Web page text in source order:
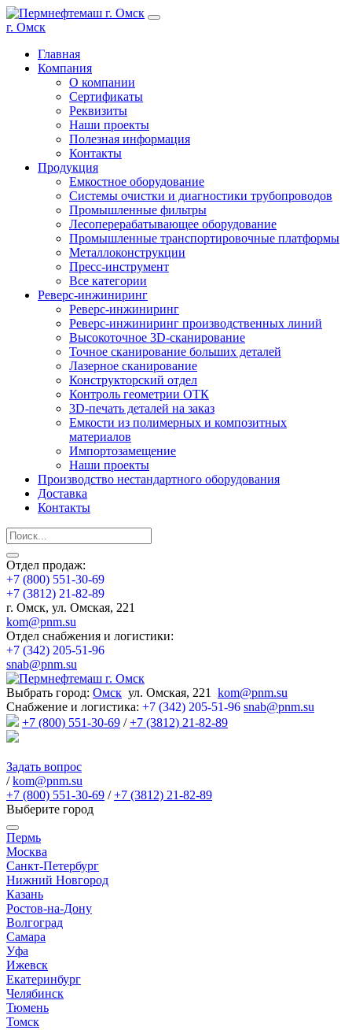
г. Омск
Главная
Компания
О компании
Сертификаты
Реквизиты
Наши проекты
Полезная информация
Контакты
Продукция
Емкостное оборудование
Системы очистки и диагностики трубопроводов
Промышленные фильтры
Лесоперерабатывающее оборудование
Промышленные транспортировочные платформы
Металлоконструкции
Пресс-инструмент
Все категории
Реверс-инжиниринг
Реверс-инжиниринг
Реверс-инжиниринг производственных линий
Высокоточное 3D-сканирование
Точное сканирование больших деталей
Лазерное сканирование
Конструкторский отдел
Контроль геометрии ОТК
3D-печать деталей на заказ
Емкости из полимерных и композитных
материалов
Импортозамещение
Наши проекты
Производство нестандартного оборудования
Доставка
Контакты
Отдел продаж:
+7 (800) 551-30-69
+7 (3812) 21-82-89
г. Омск, ул. Омская, 221
kom@pnm.su
Отдел снабжения и логистики:
+7 (342) 205-51-96
snab@pnm.su
Выбрать город: Омск ул. Омская, 221 kom@pnm.su
Снабжение и логистика: +7 (342) 205-51-96 snab@pnm.su
+7 (800) 551-30-69 /+7 (3812) 21-82-89
Задать вопрос
/kom@pnm.su
+7 (800) 551-30-69 /+7 (3812) 21-82-89
Выберите город
Пермь
Москва
Санкт-Петербург
Нижний Новгород
Казань
Ростов-на-Дону
Волгоград
Самара
Уфа
Ижевск
Екатеринбург
Челябинск
Тюмень
Томск